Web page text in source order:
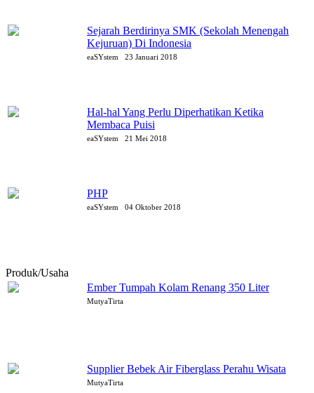
Sejarah Berdirinya SMK (Sekolah Menengah
Kejuruan) Di Indonesia
eaSYstem 23 Januari 2018
Hal-hal Yang Perlu Diperhatikan Ketika
Membaca Puisi
eaSYstem 21 Mei 2018
PHP
eaSYstem 04 Oktober 2018
Produk/Usaha
Ember Tumpah Kolam Renang 350 Liter
MutyaTirta
Supplier Bebek Air Fiberglass Perahu Wisata
MutyaTirta